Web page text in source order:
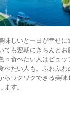
味しいと一日が幸せ
ても翌朝にきちんと
々食べたい人はビュッ
べたい人も。ふわふわ
らワクワクできる美
す。